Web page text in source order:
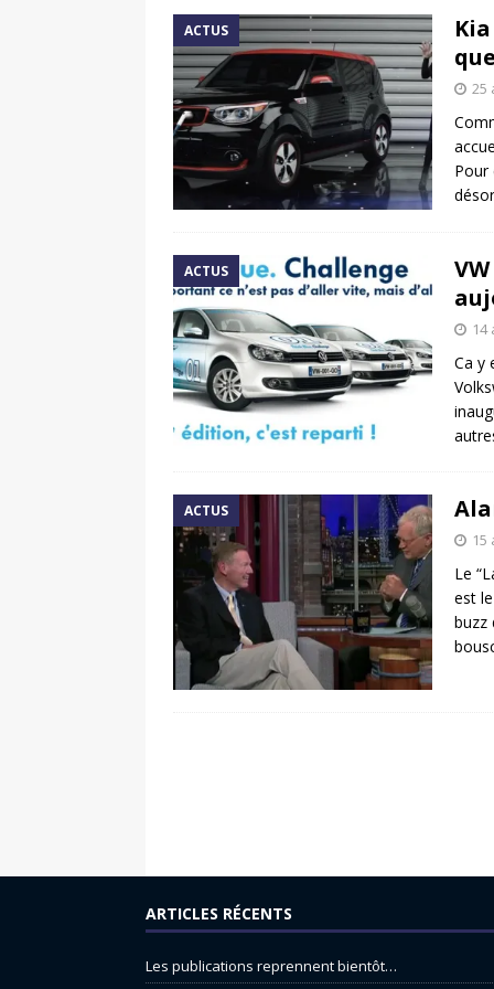
ACTUS
25
Pour
ACTUS
14
Ca y
ACTUS
15
Le
est
buzz
ARTICLES RÉCENTS
Les publications reprennent bientôt…